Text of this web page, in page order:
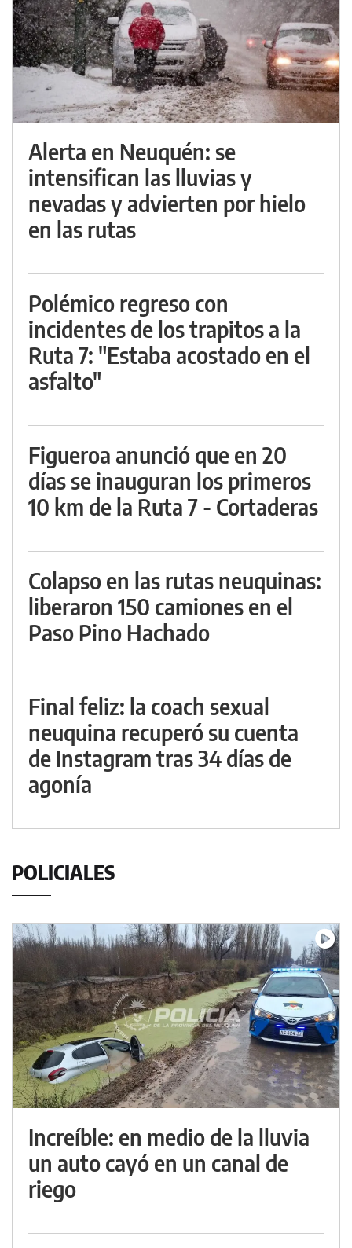
Alerta en Neuquén: se
intensifican las lluvias y
nevadas y advierten por hielo
en las rutas
Polémico regreso con
incidentes de los trapitos a la
Ruta 7: "Estaba acostado en el
asfalto"
Figueroa anunció que en 20
días se inauguran los primeros
10 km de la Ruta 7 - Cortaderas
Colapso en las rutas neuquinas:
liberaron 150 camiones en el
Paso Pino Hachado
Final feliz: la coach sexual
neuquina recuperó su cuenta
de Instagram tras 34 días de
agonía
POLICIALES
Increíble: en medio de la lluvia
un auto cayó en un canal de
riego